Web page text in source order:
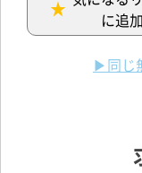
に追加
▶同じ